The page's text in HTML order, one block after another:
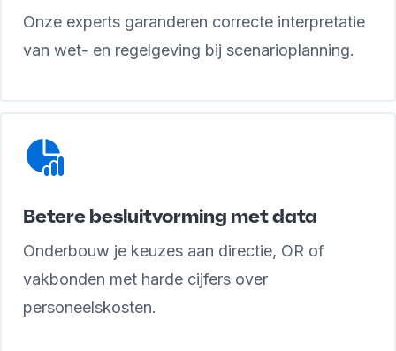
Onze experts garanderen correcte interpretatie
van wet- en regelgeving bij scenarioplanning.
Betere besluitvorming met data
Onderbouw je keuzes aan directie, OR of
vakbonden met harde cijfers over
personeelskosten.